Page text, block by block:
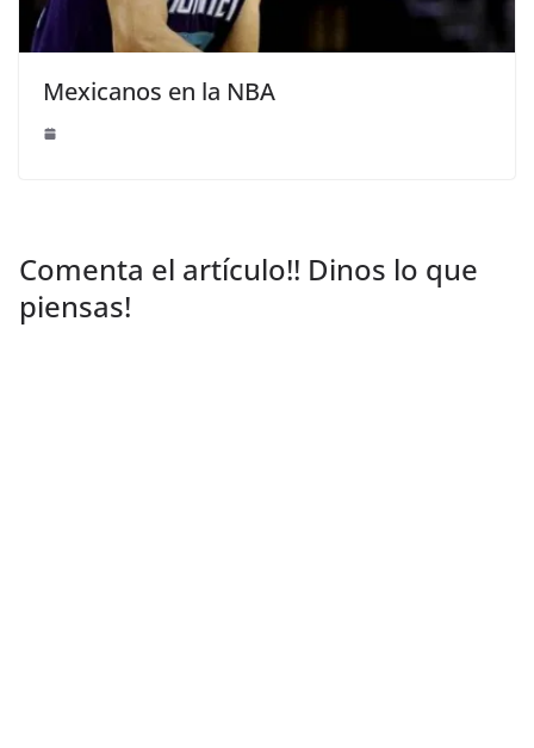
Mexicanos en la NBA
Comenta el artículo!! Dinos lo que
piensas!